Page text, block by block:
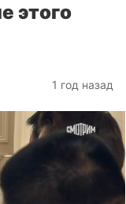
этого
1 год назад